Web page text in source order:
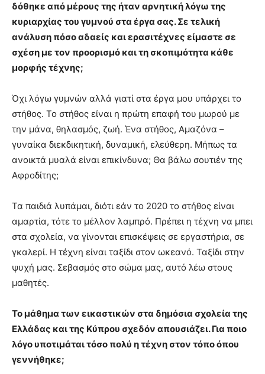
δόθηκε από μέρους της ήταν αρνητική λόγω της
κυριαρχίας του γυμνού στα έργα σας. Σε τελική
ανάλυση πόσο αδαείς και ερασιτέχνες είμαστε σε
σχέση με τον προορισμό και τη σκοπιμότητα κάθε
μορφής τέχνης;
Όχι λόγω γυμνών αλλά γιατί στα έργα μου υπάρχει το
στήθος. Το στήθος είναι η πρώτη επαφή του μωρού με
την μάνα, θηλασμός, ζωή. Ένα στήθος, Αμαζόνα –
γυναίκα διεκδικητική, δυναμική, ελεύθερη. Μήπως τα
ανοικτά μυαλά είναι επικίνδυνα; Θα βάλω σουτιέν της
Αφροδίτης;
Τα παιδιά λυπάμαι, διότι εάν το 2020 το στήθος είναι
αμαρτία, τότε το μέλλον λαμπρό. Πρέπει η τέχνη να μπει
στα σχολεία, να γίνονται επισκέψεις σε εργαστήρια, σε
γκαλερί. Η τέχνη είναι ταξίδι στον ωκεανό. Ταξίδι στην
ψυχή μας. Σεβασμός στο σώμα μας, αυτό λέω στους
μαθητές.
Το μάθημα των εικαστικών στα δημόσια σχολεία της
Ελλάδας και της Κύπρου σχεδόν απουσιάζει. Για ποιο
λόγο υποτιμάται τόσο πολύ η τέχνη στον τόπο όπου
γεννήθηκε;